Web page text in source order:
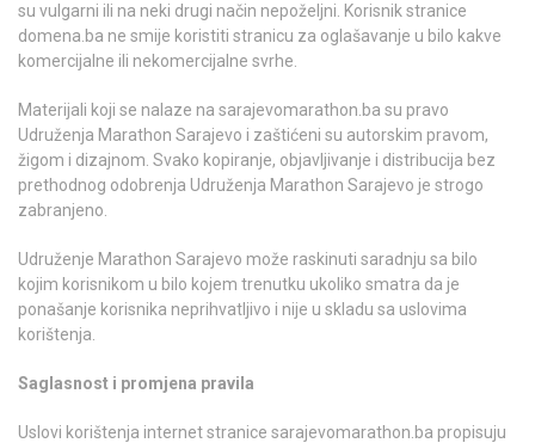
su vulgarni ili na neki drugi način nepoželjni. Korisnik stranice
domena.ba ne smije koristiti stranicu za oglašavanje u bilo kakve
komercijalne ili nekomercijalne svrhe.
Materijali koji se nalaze na sarajevomarathon.ba su pravo
Udruženja Marathon Sarajevo i zaštićeni su autorskim pravom,
žigom i dizajnom. Svako kopiranje, objavljivanje i distribucija bez
prethodnog odobrenja Udruženja Marathon Sarajevo je strogo
zabranjeno.
Udruženje Marathon Sarajevo može raskinuti saradnju sa bilo
kojim korisnikom u bilo kojem trenutku ukoliko smatra da je
ponašanje korisnika neprihvatljivo i nije u skladu sa uslovima
korištenja.
Saglasnost i promjena pravila
Uslovi korištenja internet stranice sarajevomarathon.ba propisuju